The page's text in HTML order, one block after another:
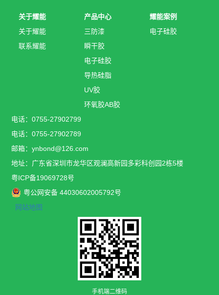
关于耀能
关于耀能
联系耀能
产品中心
三防漆
瞬干胶
电子硅胶
导热硅脂
UV胶
环氧胶AB胶
耀能案例
电子硅胶
电话：0755-27902799
电话：0755-27902789
邮箱：ynbond@126.com
地址：广东省深圳市龙华区观澜高新园多彩科创园2栋5楼
粤ICP备19069728号
粤公网安备 44030602005792号
网站地图
手机端二维码